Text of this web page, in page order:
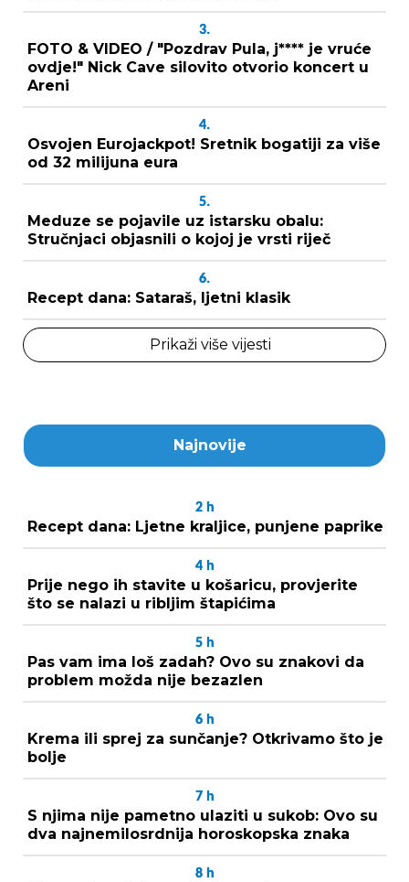
3.
FOTO & VIDEO / "Pozdrav Pula, j**** je vruće
ovdje!" Nick Cave silovito otvorio koncert u
Areni
4.
Osvojen Eurojackpot! Sretnik bogatiji za više
od 32 milijuna eura
5.
Meduze se pojavile uz istarsku obalu:
Stručnjaci objasnili o kojoj je vrsti riječ
6.
Recept dana: Sataraš, ljetni klasik
Prikaži više vijesti
Najnovije
2 h
Recept dana: Ljetne kraljice, punjene paprike
4 h
Prije nego ih stavite u košaricu, provjerite
što se nalazi u ribljim štapićima
5 h
Pas vam ima loš zadah? Ovo su znakovi da
problem možda nije bezazlen
6 h
Krema ili sprej za sunčanje? Otkrivamo što je
bolje
7 h
S njima nije pametno ulaziti u sukob: Ovo su
dva najnemilosrdnija horoskopska znaka
8 h